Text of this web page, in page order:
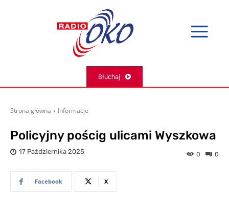
Słuchaj
Strona główna Informacje
Policyjny pościg ulicami Wyszkowa
17 Października 2025 0
0
Facebook X